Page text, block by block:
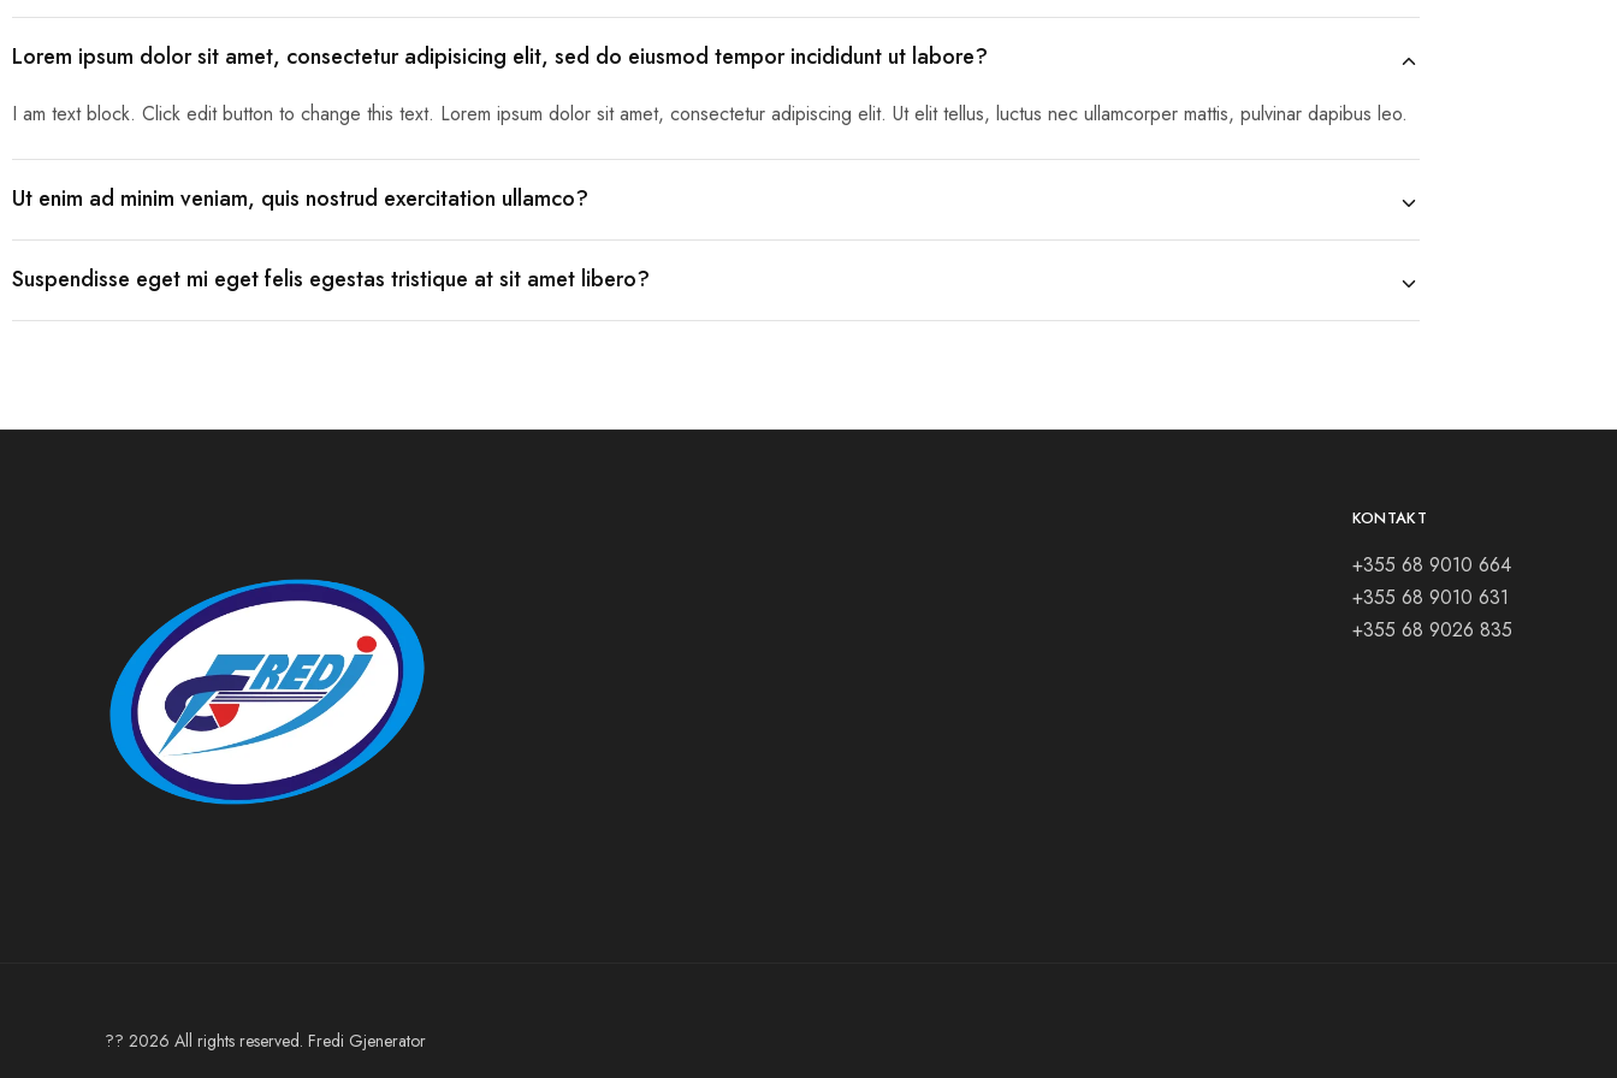
Traktore
Lorem ipsum dolor sit amet, consectetur adipisicing elit, sed do eiusmod tempor incididunt ut labore?
I am text block. Click edit button to change this text. Lorem ipsum dolor sit amet, consectetur adipiscing elit. Ut elit tellus, luctus nec ullamcorper mattis, pulvinar dapibus leo.
Ut enim ad minim veniam, quis nostrud exercitation ullamco?
Suspendisse eget mi eget felis egestas tristique at sit amet libero?
KONTAKT
+355 68 9010 664
+355 68 9010 631
+355 68 9026 835
?? 2026 All rights reserved. Fredi Gjenerator